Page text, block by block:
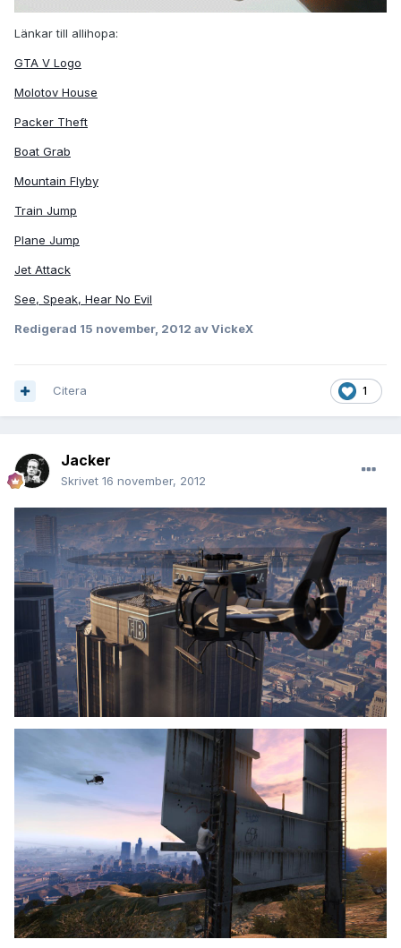
Länkar till allihopa:
GTA V Logo
Molotov House
Packer Theft
Boat Grab
Mountain Flyby
Train Jump
Plane Jump
Jet Attack
See, Speak, Hear No Evil
Redigerad 15 november, 2012 av VickeX
1
Citera
Jacker
Skrivet 16 november, 2012